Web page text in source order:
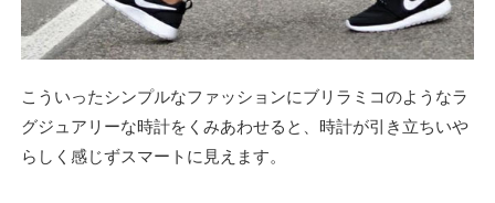
こういったシンプルなファッションにブリラミコのようなラ
グジュアリーな時計をくみあわせると、時計が引き立ちいや
らしく感じずスマートに見えます。